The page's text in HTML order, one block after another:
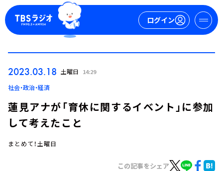
ログイン
2023.03.18 土曜日 14:29
社会・政治・経済
蓮見アナが「育休に関するイベント」に参加
して考えたこと
まとめて！土曜日
この記事をシェア